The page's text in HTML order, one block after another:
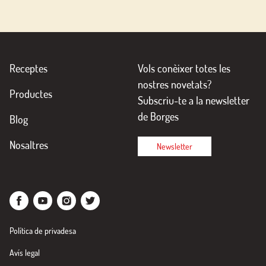
Receptes
Productes
Blog
Nosaltres
Vols conèixer totes les
nostres novetats?
Subscriu-te a la newsletter
de Borges
Newsletter
Política de privadesa
Avís legal